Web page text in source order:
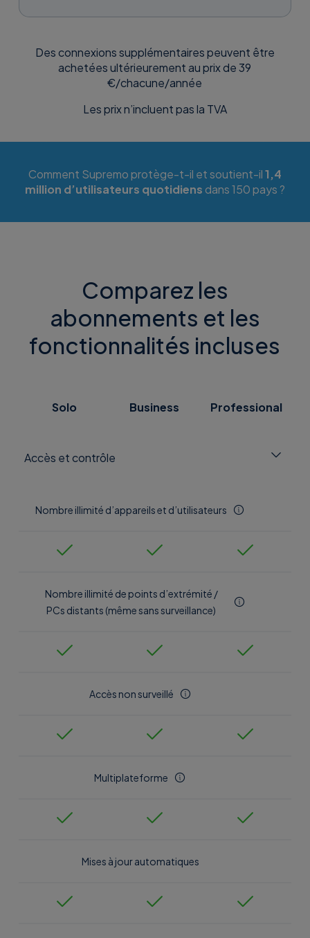
Des connexions supplémentaires peuvent être
achetées ultérieurement au prix de 39
€/chacune/année
Les prix n’incluent pas la TVA
Comment Supremo protège-t-il et soutient-il1,4
million d’utilisateurs quotidiens dans 150 pays ?
Comparez les
abonnements et les
fonctionnalités incluses
Solo Business Professional
Accès et contrôle
Nombre illimité d’appareils et d’utilisateurs
Nombre illimité de points d’extrémité /
PCs distants (même sans surveillance)
Accès non surveillé
Multiplateforme
Mises à jour automatiques